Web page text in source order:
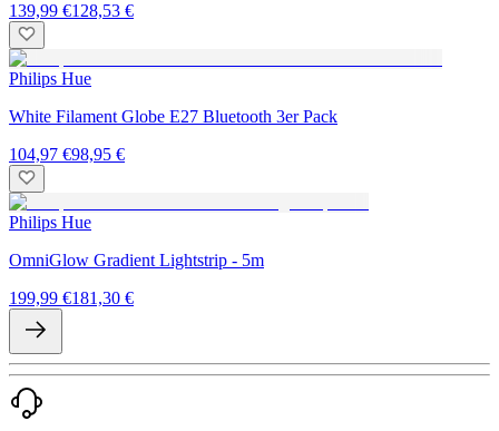
139,99 €128,53 €
Philips Hue
White Filament Globe E27 Bluetooth 3er Pack
104,97 €98,95 €
Philips Hue
OmniGlow Gradient Lightstrip - 5m
199,99 €181,30 €